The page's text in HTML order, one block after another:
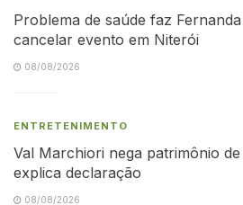
Problema de saúde faz
cancelar evento em Niterói
08/08/2026
ENTRETENIMENTO
Val Marchiori nega patrimônio
explica declaração
08/08/2026